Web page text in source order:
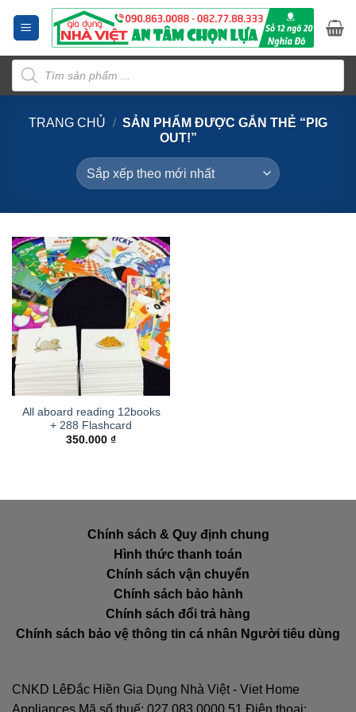
dung
Tìm
kiếm
sản
phẩm
TRANG CHỦ / SẢN PHẨM ĐƯỢC GẮN THẺ “PIG
OUT!”
All aboard reading 12books
+ 288 Flashcard
350.000 ₫
Chính sách & Quy định chung
Hình thức thanh toán
Chính sách vận chuyển
Chính sách bảo hành
Chính sách đổi trả hàng
Chính sách bảo vệ thông tin cá nhân Người tiêu dùng
CNKD LêĐắc Hiền Gia Dụng Nhà Việt - Viet Home
Appliances Mã số thuế: 027.083.0000.51 Điện thoại: